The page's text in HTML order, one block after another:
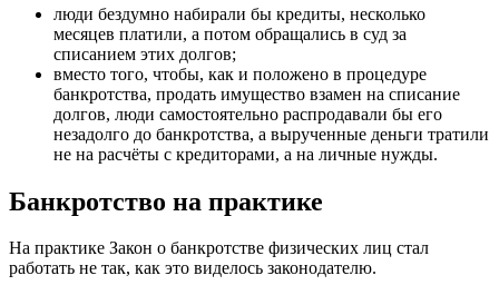
люди бездумно набирали бы кредиты, несколько
месяцев платили, а потом обращались в суд за
списанием этих долгов;
вместо того, чтобы, как и положено в процедуре
банкротства, продать имущество взамен на списание
долгов, люди самостоятельно распродавали бы его
незадолго до банкротства, а вырученные деньги тратили
не на расчёты с кредиторами, а на личные нужды.
Банкротство на практике
На практике Закон о банкротстве физических лиц стал
работать не так, как это виделось законодателю.